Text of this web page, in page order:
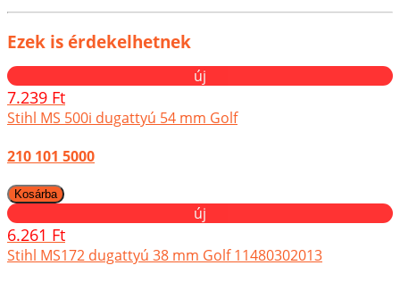
Ezek is érdekelhetnek
új
7.239 Ft
Stihl MS 500i dugattyú 54 mm Golf
210 101 5000
új
6.261 Ft
Stihl MS172 dugattyú 38 mm Golf 11480302013